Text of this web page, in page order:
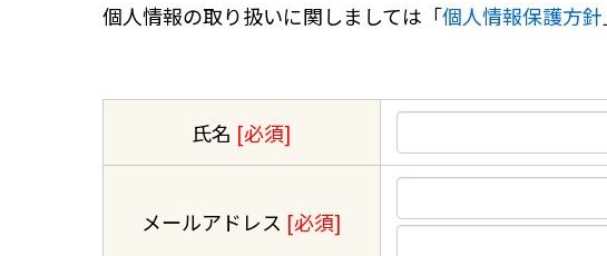
個人情報の取り扱いに関しましては「個人情報保護方針
氏名 [必須]
メールアドレス [必須]